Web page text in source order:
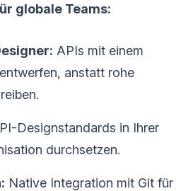
globale Teams:
APIs mit einem
anstatt rohe
Designstandards in Ihrer
durchsetzen.
Native Integration mit Git für